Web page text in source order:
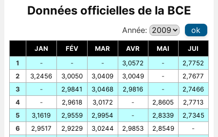
Données officielles de la BCE
Année: ok
JAN FÉV MAR AVR MAI
JUI
1
2
3
4
5
6
-
3,2456
-
-
3,1619
2,9517
-
3,0050
2,9841
2,9618
2,9559
2,9229
-
3,0409
3,0468
3,0172
2,9954
3,0244
3,0572
3,0049
2,9816
-
-
2,9853
-
-
-
2,8605
2,8339
2,8549
2,7752
2,7677
2,7466
2,7713
2,7345
-